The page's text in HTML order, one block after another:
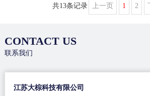
共13条记录 上一页 1 2
CONTACT US
联系我们
江苏大棕科技有限公司